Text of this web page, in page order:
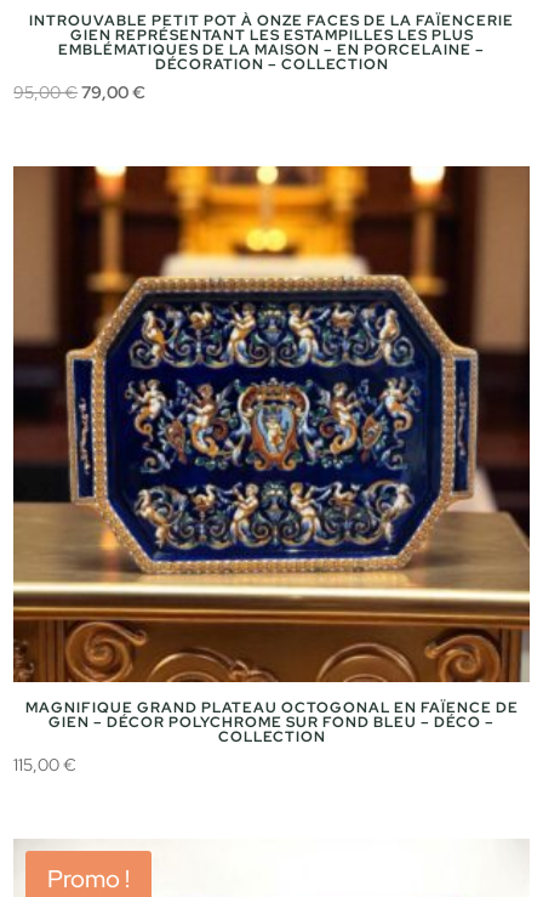
INTROUVABLE PETIT POT À ONZE FACES DE LA FAÏENCERIE
GIEN REPRÉSENTANT LES ESTAMPILLES LES PLUS
EMBLÉMATIQUES DE LA MAISON – EN PORCELAINE –
DÉCORATION – COLLECTION
95,00€Le
était :
95,00 €.
79,00€Le
est :
79,00 €.
MAGNIFIQUE GRAND PLATEAU OCTOGONAL EN FAÏENCE DE
GIEN – DÉCOR POLYCHROME SUR FOND BLEU – DÉCO –
COLLECTION
115,00€
Promo !